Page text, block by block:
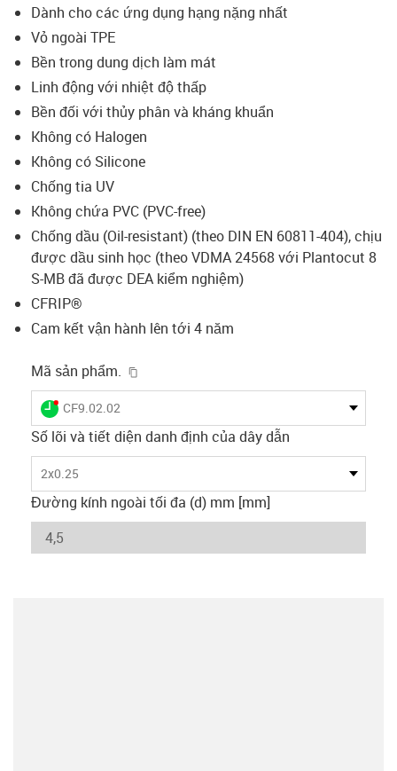
Dành cho các ứng dụng hạng nặng nhất
Vỏ ngoài TPE
Bền trong dung dịch làm mát
Linh động với nhiệt độ thấp
Bền đối với thủy phân và kháng khuẩn
Không có Halogen
Không có Silicone
Chống tia UV
Không chứa PVC (PVC-free)
Chống dầu (Oil-resistant) (theo DIN EN 60811-404), chịu
được dầu sinh học (theo VDMA 24568 với Plantocut 8
S-MB đã được DEA kiểm nghiệm)
CFRIP®
Cam kết vận hành lên tới 4 năm
Mã sản phẩm.
igus-icon-lieferzeit-dot
CF9.02.02
Số lõi và tiết diện danh định của dây dẫn
2x0.25
Đường kính ngoài tối đa (d) mm [mm]